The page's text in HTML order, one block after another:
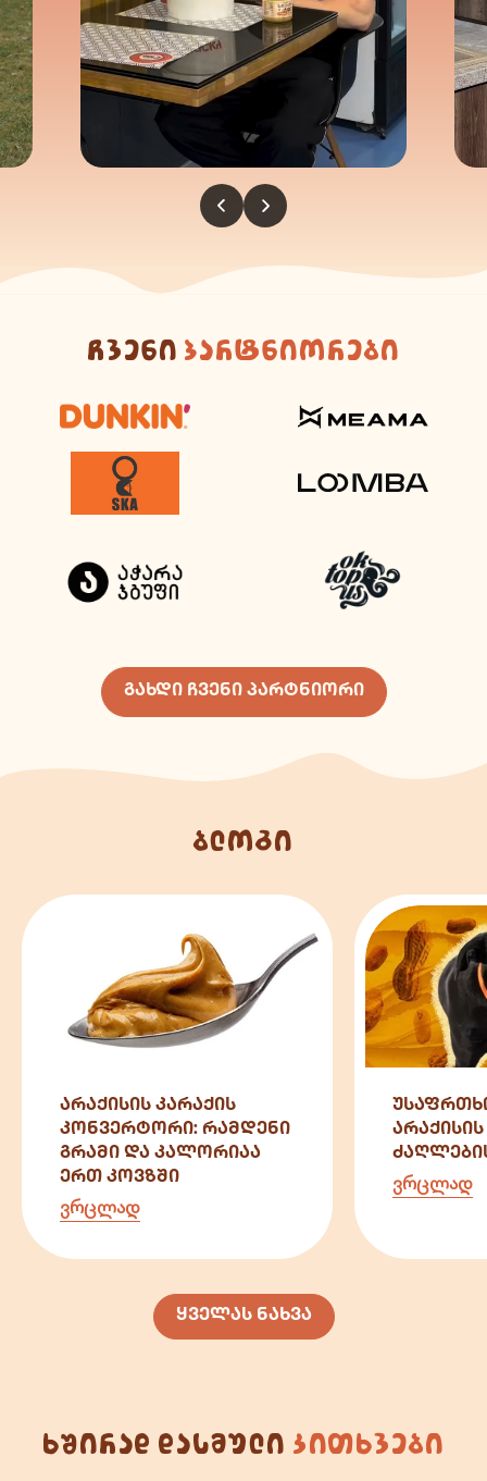
ჩვენი პარტნიორები
გახდი ჩვენი პარტნიორი
ბლოგი
არაქისის კარაქის
კონვერტორი: რამდენი
გრამი და კალორიაა
ერთ კოვზში
ვრცლად
ვრცლად
ყველას ნახვა
ხშირად დასმული კითხვები